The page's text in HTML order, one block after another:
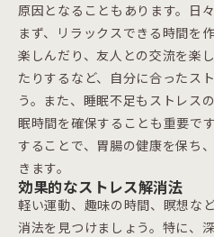
原因となることもあります。日
まず、リラックスできる時間を
楽しんだり、友人との交流を楽
たりするなど、自分に合ったス
う。また、睡眠不足もストレス
眠時間を確保することも重要で
することで、胃腸の健康を保ち
きます。
効果的なストレス解消法
軽い運動、趣味の時間、瞑想な
消法を見つけましょう。特に、